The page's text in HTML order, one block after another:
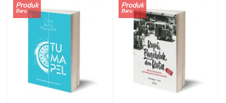
Produk
Baru
Produk
Baru